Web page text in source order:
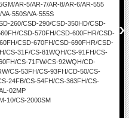
AR-5/AR-7/AR-8/AR-6/AR-555
550S/VA-555S
260/CSD-290/CSD-350HD/CSD-
CSD-570FH/CSD-600FHR/CSD-
CSD-670FH/CSD-690FHR/CSD-
CS-31F/CS-81WQH/CS-91FH/CS-
CS-71FW/CS-92WQH/CD-
CS-53FH/CS-93FH/CD-50/CS-
24FB/CS-54FH/CS-363FH/CS-
02MP
10/CS-2000SM